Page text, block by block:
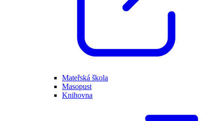
Mateřská škola
Masopust
Knihovna